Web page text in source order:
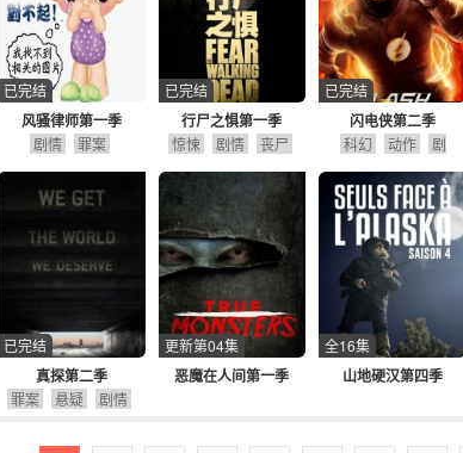
风骚律师第一季
已完结
剧情 罪案
行尸之惧第一季
已完结
惊悚 剧情 丧尸
闪电侠第二季
已完结
科幻 动作
剧
情
冒险
真探第二季
已完结
罪案 悬疑 剧情
恶魔在人间第一季
更新第04集
山地硬汉第四季
全16集